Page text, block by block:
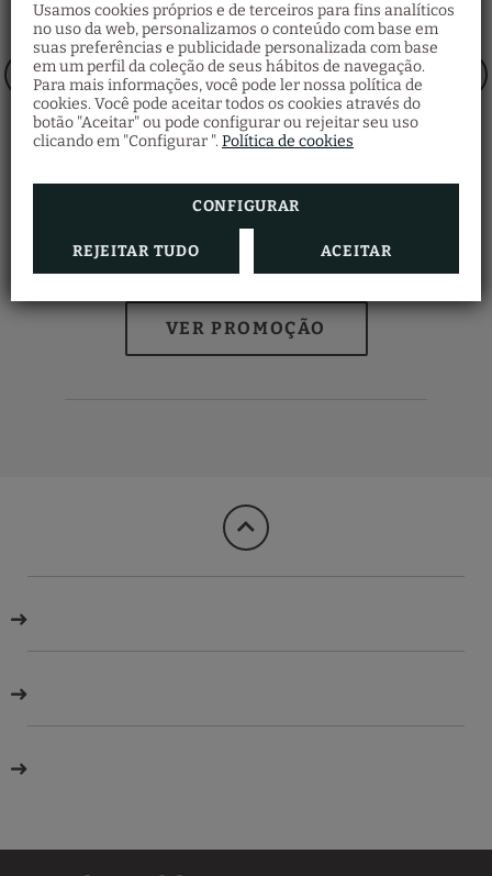
Usamos cookies próprios e de terceiros para fins analíticos
no uso da web, personalizamos o conteúdo com base em
suas preferências e publicidade personalizada com base
em um perfil da coleção de seus hábitos de navegação.
Para mais informações, você pode ler nossa política de
cookies. Você pode aceitar todos os cookies através do
botão "Aceitar" ou pode configurar ou rejeitar seu uso
clicando em "Configurar ". Política de cookies
CONFIGURAR
REJEITAR TUDO ACEITAR
Menu de grupos
Aviso sobre o Acesso
ao Hotel
Informamos que o hotel está localizado na rua
pedonal de Santa Catarina, sendo o acesso
automóvel restrito.
imprescindível que a matrícula do veículo seja
minutos antes do check-in.
Meia Pensão
Faça a sua reserva e não perca a nossa
campanha de Meia Pensão!
Menu:
Entrada, prato principal e sobremesa.
Bebidas:
Água filtrada, Vinho seleção GHP, café.
Crianças:
Até 2 anos gratuitas, dos 03 aos 10 anos 50%
desconto.